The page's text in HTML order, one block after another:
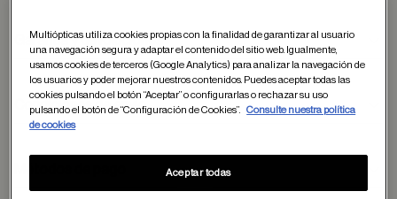
Garantía y devoluciones
formulario
Condiciones de envío
Multiópticas utiliza cookies propias con la finalidad de garantizar al usuario
una navegación segura y adaptar el contenido del sitio web. Igualmente,
usamos cookies de terceros (Google Analytics) para analizar la navegación de
los usuarios y poder mejorar nuestros contenidos. Puedes aceptar todas las
cookies pulsando el botón “Aceptar” o configurarlas o rechazar su uso
pulsando el botón de “Configuración de Cookies”.
Consulte nuestra política
de cookies
Aceptar todas